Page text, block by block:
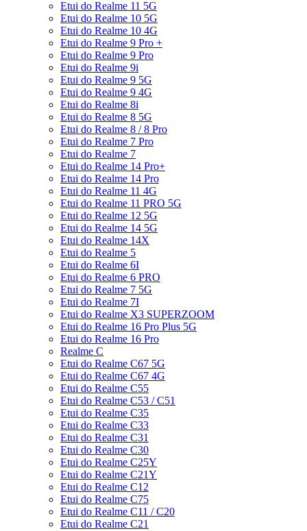
Etui do Realme 11 5G
Etui do Realme 10 5G
Etui do Realme 10 4G
Etui do Realme 9 Pro +
Etui do Realme 9 Pro
Etui do Realme 9i
Etui do Realme 9 5G
Etui do Realme 9 4G
Etui do Realme 8i
Etui do Realme 8 5G
Etui do Realme 8 / 8 Pro
Etui do Realme 7 Pro
Etui do Realme 7
Etui do Realme 14 Pro+
Etui do Realme 14 Pro
Etui do Realme 11 4G
Etui do Realme 11 PRO 5G
Etui do Realme 12 5G
Etui do Realme 14 5G
Etui do Realme 14X
Etui do Realme 5
Etui do Realme 6I
Etui do Realme 6 PRO
Etui do Realme 7 5G
Etui do Realme 7I
Etui do Realme X3 SUPERZOOM
Etui do Realme 16 Pro Plus 5G
Etui do Realme 16 Pro
Realme C
Etui do Realme C67 5G
Etui do Realme C67 4G
Etui do Realme C55
Etui do Realme C53 / C51
Etui do Realme C35
Etui do Realme C33
Etui do Realme C31
Etui do Realme C30
Etui do Realme C25Y
Etui do Realme C21Y
Etui do Realme C12
Etui do Realme C75
Etui do Realme C11 / C20
Etui do Realme C21